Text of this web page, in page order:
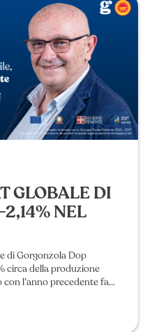
GLOBALE DI
NEL
di Gorgonzola Dop
circa della produzione
l’anno precedente fa